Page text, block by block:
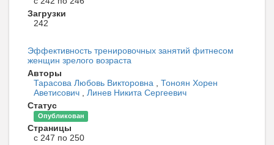
Загрузки
242
Эффективность тренировочных занятий фитнесом
женщин зрелого возраста
Авторы
Тарасова Любовь Викторовна , Тоноян Хорен
Аветисович , Линев Никита Сергеевич
Статус
Опубликован
Страницы
с 247 по 250